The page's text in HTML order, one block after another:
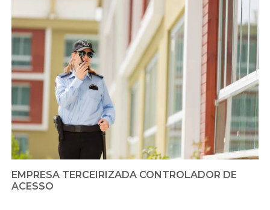
EMPRESA TERCEIRIZADA CONTROLADOR DE
ACESSO